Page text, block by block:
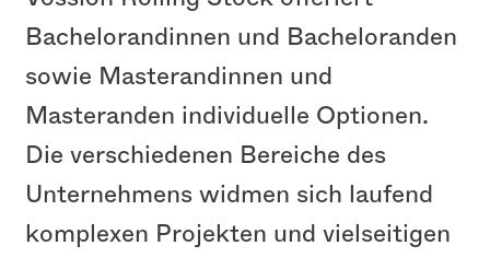
Bachelorandinnen und Bacheloranden
sowie Masterandinnen und
Masteranden individuelle Optionen.
Die verschiedenen Bereiche des
Unternehmens widmen sich laufend
komplexen Projekten und vielseitigen